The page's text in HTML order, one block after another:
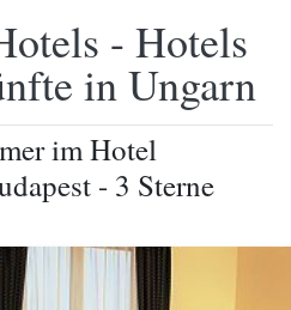
- Hotels
in Ungarn
im Hotel
- 3 Sterne